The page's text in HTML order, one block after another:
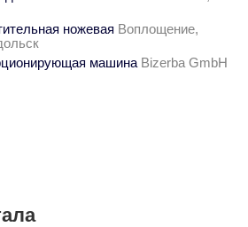
ножевая Воплощение,
машина Bizerba GmbH